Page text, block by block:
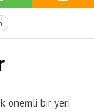
önemli bir yeri